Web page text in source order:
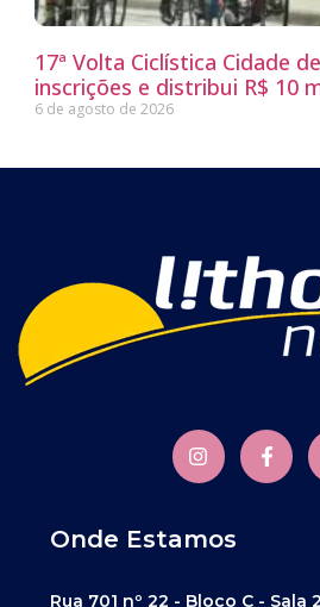
17ª Volta Ciclística Cidade
inscrições e distribui R$ 10
6 de agosto de 2026
Onde Estamos
Rua 701 nº 22 - Bloco C -